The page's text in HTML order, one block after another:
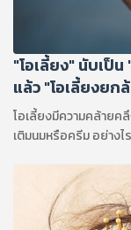
"โอเลี้ยง" นับเป็
แล้ว "โอเลี้ยงยก
โอเลี้ยงมีความคล้ายค
เติมนมหรือครีม อย่างไ